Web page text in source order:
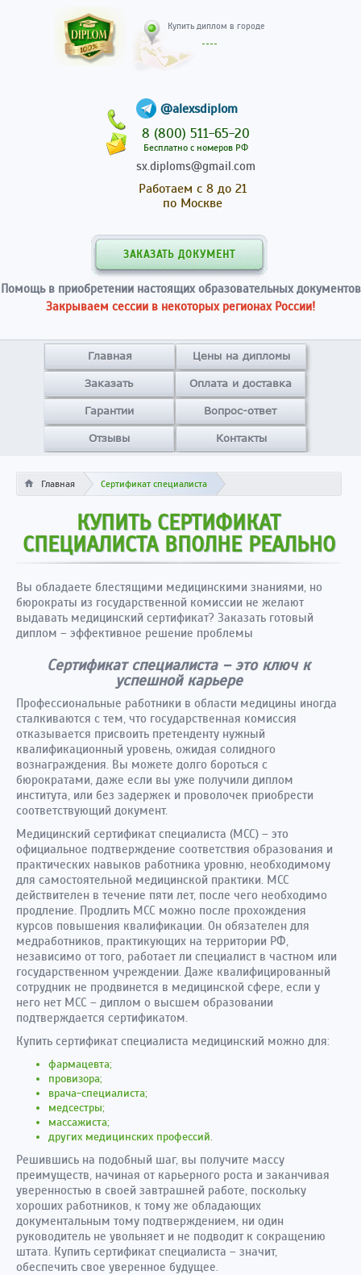
@alexsdiplom
8 (800) 511-65-20
Бесплатно с номеров РФ
sx.diploms@gmail.com
Работаем с 8 до 21
по Москве
ЗАКАЗАТЬ ДОКУМЕНТ
Помощь в приобретении настоящих образовательных документов
Закрываем сессии в некоторых регионах России!
Главная Цены на дипломы
Заказать Оплата и доставка
Гарантии Вопрос-ответ
Отзывы Контакты
Главная Сертификат специалиста
КУПИТЬ СЕРТИФИКАТ
СПЕЦИАЛИСТА ВПОЛНЕ РЕАЛЬНО
Вы обладаете блестящими медицинскими знаниями, но
бюрократы из государственной комиссии не желают
выдавать медицинский сертификат? Заказать готовый
диплом – эффективное решение проблемы
Сертификат специалиста – это ключ к
успешной карьере
Профессиональные работники в области медицины иногда
сталкиваются с тем, что государственная комиссия
отказывается присвоить претенденту нужный
квалификационный уровень, ожидая солидного
вознаграждения. Вы можете долго бороться с
бюрократами, даже если вы уже получили диплом
института, или без задержек и проволочек приобрести
соответствующий документ.
Медицинский сертификат специалиста (МСС) – это
официальное подтверждение соответствия образования и
практических навыков работника уровню, необходимому
для самостоятельной медицинской практики. МСС
действителен в течение пяти лет, после чего необходимо
продление. Продлить МСС можно после прохождения
курсов повышения квалификации. Он обязателен для
медработников, практикующих на территории РФ,
независимо от того, работает ли специалист в частном или
государственном учреждении. Даже квалифицированный
сотрудник не продвинется в медицинской сфере, если у
него нет МСС – диплом о высшем образовании
подтверждается сертификатом.
Купить сертификат специалиста медицинский можно для:
фармацевта;
провизора;
врача-специалиста;
медсестры;
массажиста;
других медицинских профессий.
Решившись на подобный шаг, вы получите массу
преимуществ, начиная от карьерного роста и заканчивая
уверенностью в своей завтрашней работе, поскольку
хороших работников, к тому же обладающих
документальным тому подтверждением, ни один
руководитель не увольняет и не подводит к сокращению
штата. Купить сертификат специалиста – значит,
обеспечить свое уверенное будущее.